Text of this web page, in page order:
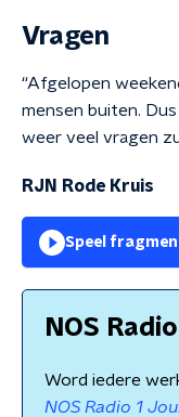
Vragen
“Afgelopen
mensen buiten.
weer veel vragen
RJN Rode Kruis
Speel
NOS
Word iedere
NOS Radio 1